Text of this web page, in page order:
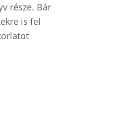
része. Bár
is fel